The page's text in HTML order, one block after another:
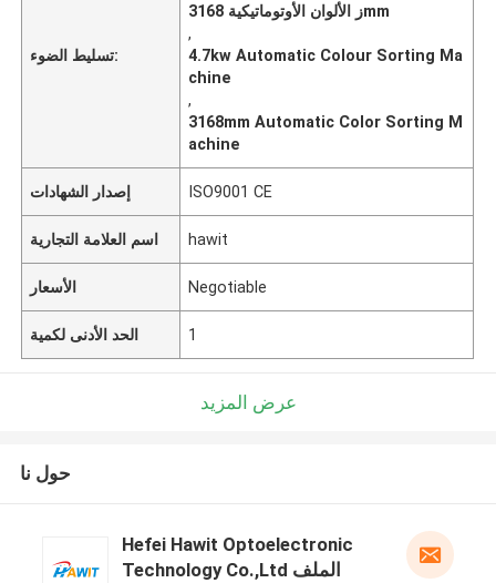
تسليط الضوء:
ز الألوان الأوتوماتيكية 3168mm
,
4.7kw Automatic Colour Sorting Ma
chine
,
3168mm Automatic Color Sorting M
achine
إصدار الشهادات ISO9001 CE
اسم العلامة التجارية hawit
الأسعار Negotiable
الحد الأدنى لكمية 1
عرض المزيد
حول نا
Hefei Hawit Optoelectronic
Technology Co.,Ltd الملف